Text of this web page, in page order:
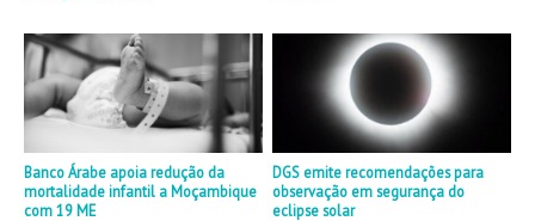
Banco Árabe apoia redução da
mortalidade infantil a Moçambique
com 19 ME
DGS emite recomendações para
observação em segurança do
eclipse solar